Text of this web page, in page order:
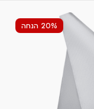
20% הנחה